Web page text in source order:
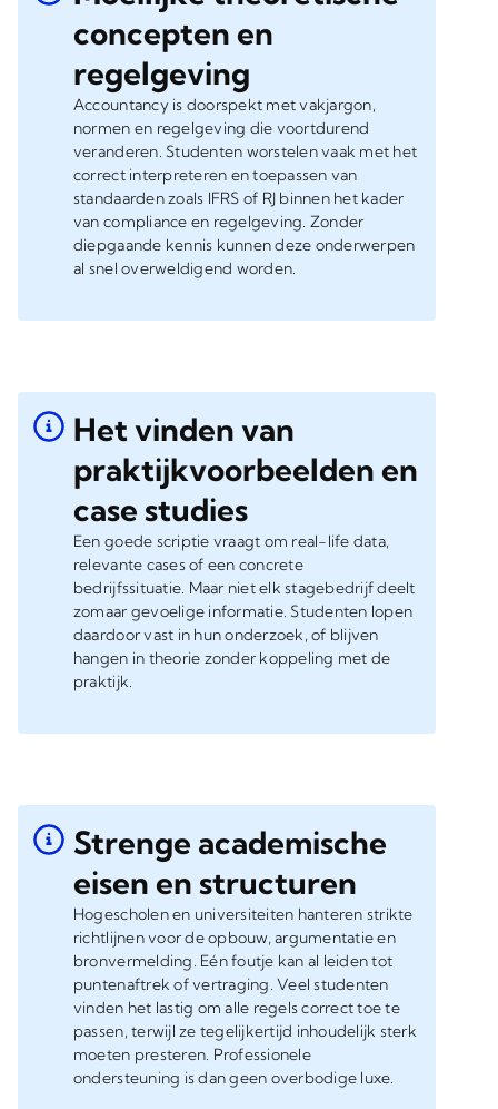
concepten en
regelgeving
Accountancy is doorspekt met vakjargon,
normen en regelgeving die voortdurend
veranderen. Studenten worstelen vaak met het
correct interpreteren en toepassen van
standaarden zoals IFRS of RJ binnen het kader
van compliance en regelgeving. Zonder
diepgaande kennis kunnen deze onderwerpen
al snel overweldigend worden.
Het vinden van
praktijkvoorbeelden en
case studies
Een goede scriptie vraagt om real-life data,
relevante cases of een concrete
bedrijfssituatie. Maar niet elk stagebedrijf deelt
zomaar gevoelige informatie. Studenten lopen
daardoor vast in hun onderzoek, of blijven
hangen in theorie zonder koppeling met de
praktijk.
Strenge academische
eisen en structuren
Hogescholen en universiteiten hanteren strikte
richtlijnen voor de opbouw, argumentatie en
bronvermelding. Eén foutje kan al leiden tot
puntenaftrek of vertraging. Veel studenten
vinden het lastig om alle regels correct toe te
passen, terwijl ze tegelijkertijd inhoudelijk sterk
moeten presteren. Professionele
ondersteuning is dan geen overbodige luxe.